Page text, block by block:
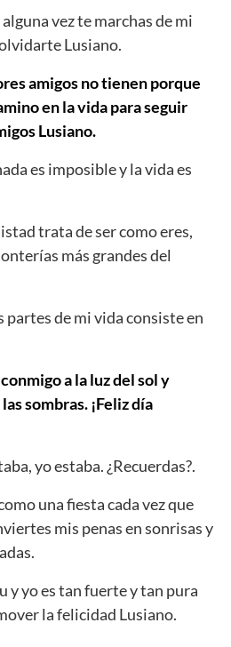
vez te marchas de mi
Lusiano.
amigos no tienen porque
en la vida para seguir
Lusiano.
es imposible y la vida es
trata de ser como eres,
más grandes del
partes de mi vida consiste en
a la luz del sol y
sombras. ¡Feliz día
yo estaba. ¿Recuerdas?.
una fiesta cada vez que
mis penas en sonrisas y
y yo es tan fuerte y tan pura
la felicidad Lusiano.